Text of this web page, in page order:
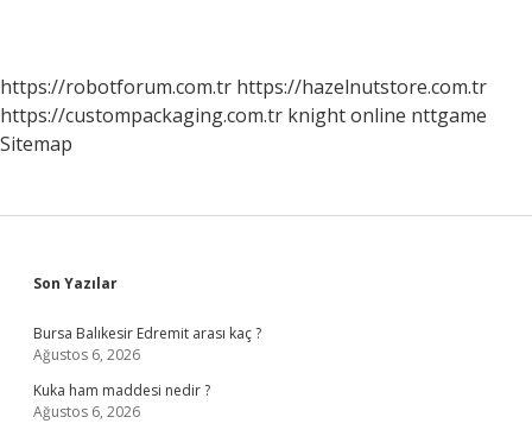
Almalıyız
https://robotforum.com.tr https://hazelnutstore.com.tr
https://custompackaging.com.tr knight online nttgame
Sitemap
Sidebar
Son Yazılar
Bursa Balıkesir Edremit arası kaç ?
Ağustos 6, 2026
Kuka ham maddesi nedir ?
Ağustos 6, 2026